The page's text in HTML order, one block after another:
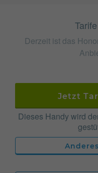
Derzeit ist das
Jetzt
Dieses Handy wird